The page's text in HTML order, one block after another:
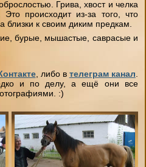
Грива, хвост и челка
происходит из-за того, что
близки к своим диким предкам.
бурые, мышастые, саврасые и
, либо в телеграм канал
и по делу, а ещё они все
:)